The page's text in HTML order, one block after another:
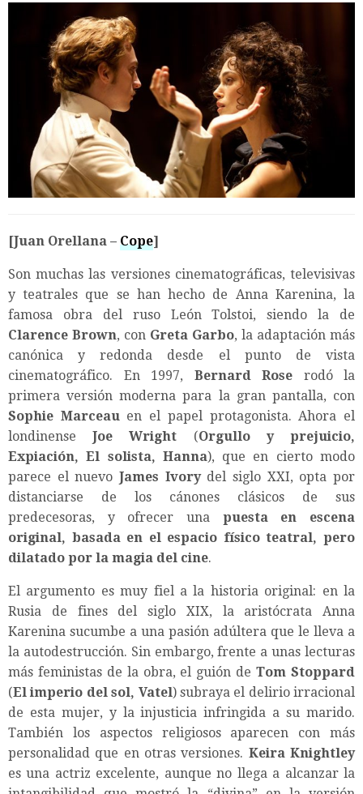
[Juan Orellana – Cope]
Son muchas las versiones cinematográficas, televisivas
y teatrales que se han hecho de Anna Karenina, la
famosa obra del ruso León Tolstoi, siendo la de
Clarence Brown, con Greta Garbo, la adaptación más
canónica y redonda desde el punto de vista
cinematográfico. En 1997, Bernard Rose rodó la
primera versión moderna para la gran pantalla, con
Sophie Marceauen el papel protagonista. Ahora el
londinenseJoe Wright (Orgullo y prejuicio,
Expiación, El solista, Hanna), que en cierto modo
parece el nuevo James Ivory del siglo XXI, opta por
distanciarse de los cánones clásicos de sus
predecesoras, y ofrecer una puesta en escena
original, basada en el espacio físico teatral, pero
dilatado por la magia del cine.
El argumento es muy fiel a la historia original: en la
Rusia de fines del siglo XIX, la aristócrata Anna
Karenina sucumbe a una pasión adúltera que le lleva a
la autodestrucción. Sin embargo, frente a unas lecturas
más feministas de la obra, el guión deTom Stoppard
(El imperio del sol, Vatel) subraya el delirio irracional
de esta mujer, y la injusticia infringida a su marido.
También los aspectos religiosos aparecen con más
personalidad que en otras versiones. Keira Knightley
es una actriz excelente, aunque no llega a alcanzar la